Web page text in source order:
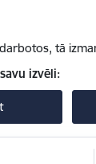
tā
izvēli: